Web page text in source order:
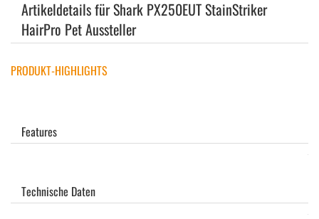
Artikeldetails für Shark PX250EUT StainStriker
HairPro Pet Aussteller
PRODUKT-HIGHLIGHTS
Features
Technische Daten